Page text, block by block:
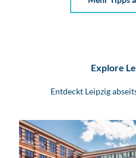
Explore
Entdeckt Leipzig